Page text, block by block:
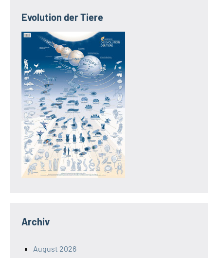
Evolution der Tiere
Archiv
August 2026